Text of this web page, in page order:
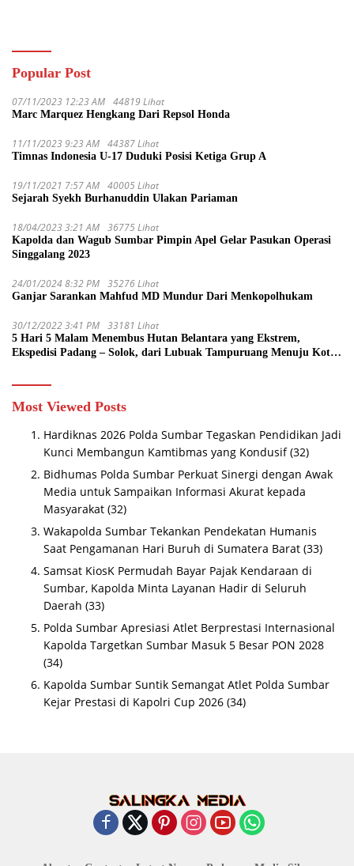
Popular Post
07/11/2023 12:23 AM 44819 Lihat
Marc Marquez Hengkang Dari Repsol Honda
11/11/2023 9:23 AM 44387 Lihat
Timnas Indonesia U-17 Duduki Posisi Ketiga Grup A
19/11/2021 7:57 AM 40005 Lihat
Sejarah Syekh Burhanuddin Ulakan Pariaman
18/04/2023 3:21 AM 36775 Lihat
Kapolda dan Wagub Sumbar Pimpin Apel Gelar Pasukan Operasi
Singgalang 2023
24/01/2024 8:32 PM 35276 Lihat
Ganjar Sarankan Mahfud MD Mundur Dari Menkopolhukam
30/12/2022 3:41 PM 33181 Lihat
5 Hari 5 Malam Menembus Hutan Belantara yang Ekstrem,
Ekspedisi Padang – Solok, dari Lubuak Tampuruang Menuju Koto
Most Viewed Posts
Hardiknas 2026 Polda Sumbar Tegaskan Pendidikan Jadi
Kunci Membangun Kamtibmas yang Kondusif (32)
Bidhumas Polda Sumbar Perkuat Sinergi dengan Awak
Media untuk Sampaikan Informasi Akurat kepada
Masyarakat (32)
Wakapolda Sumbar Tekankan Pendekatan Humanis
Saat Pengamanan Hari Buruh di Sumatera Barat (33)
Samsat KiosK Permudah Bayar Pajak Kendaraan di
Sumbar, Kapolda Minta Layanan Hadir di Seluruh
Daerah (33)
Polda Sumbar Apresiasi Atlet Berprestasi Internasional
Kapolda Targetkan Sumbar Masuk 5 Besar PON 2028
(34)
Kapolda Sumbar Suntik Semangat Atlet Polda Sumbar
Kejar Prestasi di Kapolri Cup 2026 (34)